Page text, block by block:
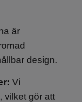
är
design.
Vi
vilket gör att